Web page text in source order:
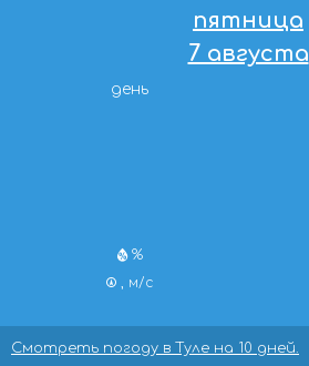
пятница
7 августа
день
%
, м/с
Смотреть погоду в Туле на 10 дней.